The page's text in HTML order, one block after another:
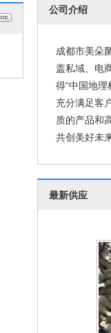
四川金堂
公司介绍
成都市美朵
盖私域、电
得“中国地
充分满足客
质的产品和
共创美好未
最新供应